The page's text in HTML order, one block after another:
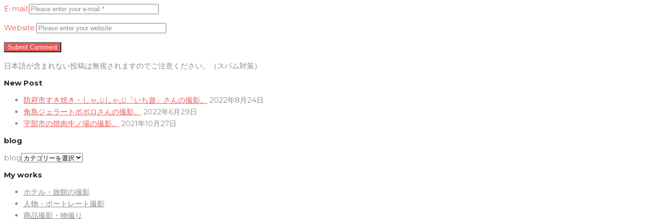
E-mail:
Website:
日本語が含まれない投稿は無視されますのでご注意ください。（スパム対策）
New Post
防府市すき焼き・しゃぶしゃぶ「いち遊」さんの撮影。
2022年8月24日
角島ジェラートポポロさんの撮影。
2022年6月29日
宇部市の焼肉牛ノ場の撮影。
2021年10月27日
blog
blog
My works
ホテル・旅館の撮影
人物・ポートレート撮影
商品撮影・物撮り